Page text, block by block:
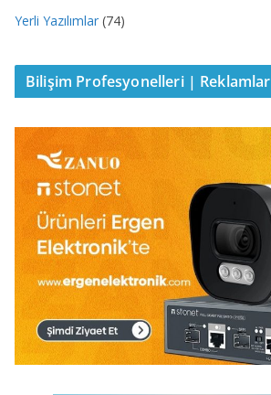
Yerli Yazılımlar (74)
Bilişim Profesyonelleri | Reklamlar